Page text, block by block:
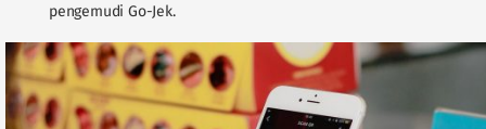
pengemudi Go-Jek.